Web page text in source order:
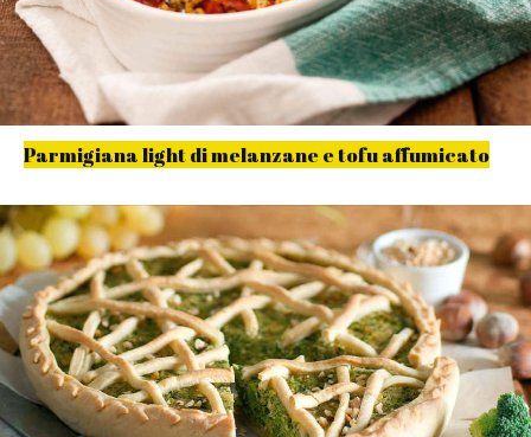
Parmigiana light di melanzane e tofu affumicato